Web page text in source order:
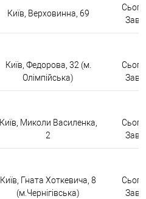
Київ, Верховинна, 69
Київ, Федорова, 32 (м.
Олімпійська)
Київ, Миколи Василенка,
2
Київ, Гната Хоткевича, 8
(м.Чернігівська)